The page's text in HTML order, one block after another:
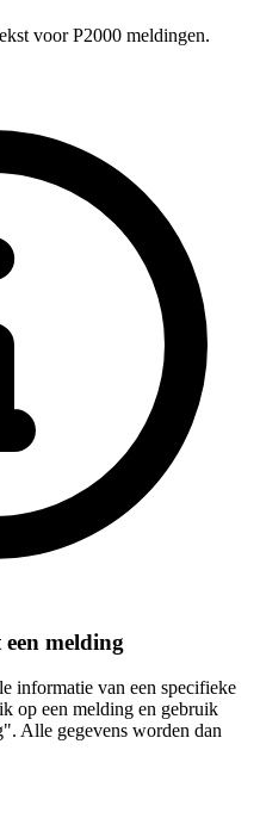
voor P2000 meldingen.
melding
informatie van een specifieke
op een melding en gebruik
Alle gegevens worden dan